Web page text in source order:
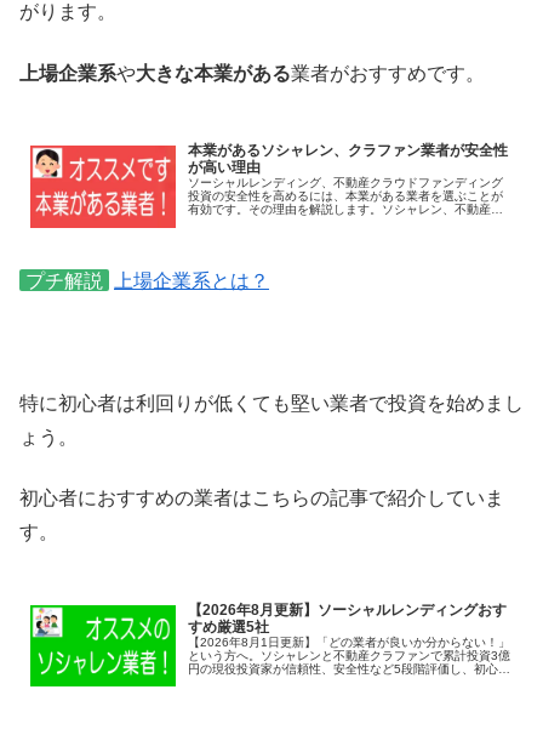
がります。
上場企業系や大きな本業がある業者がおすすめです。
本業があるソシャレン、クラファン業者が安全性
が高い理由
ソーシャルレンディング、不動産クラウドファンディング
投資の安全性を高めるには、本業がある業者を選ぶことが
有効です。その理由を解説します。ソシャレン、不動産ク
プチ解説 上場企業系とは？
特に初心者は利回りが低くても堅い業者で投資を始めまし
ょう。
初心者におすすめの業者はこちらの記事で紹介していま
す。
【2026年8月更新】ソーシャルレンディングおす
すめ厳選5社
【2026年8月1日更新】「どの業者が良いか分からない！」
という方へ。ソシャレンと不動産クラファンで累計投資3億
円の現役投資家が信頼性、安全性など5段階評価し、初心者